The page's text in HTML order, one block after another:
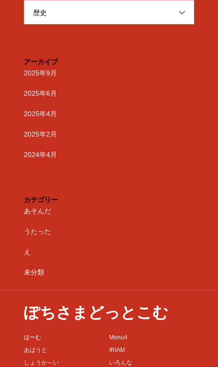
歴史
アーカイブ
2025年9月
2025年6月
2025年4月
2025年2月
2024年4月
カテゴリー
あそんだ
うたった
え
未分類
ぽちさまどっとこむ
ほーむ
あばうと
しょうか～い
Menu4
IRIAM
いろんな